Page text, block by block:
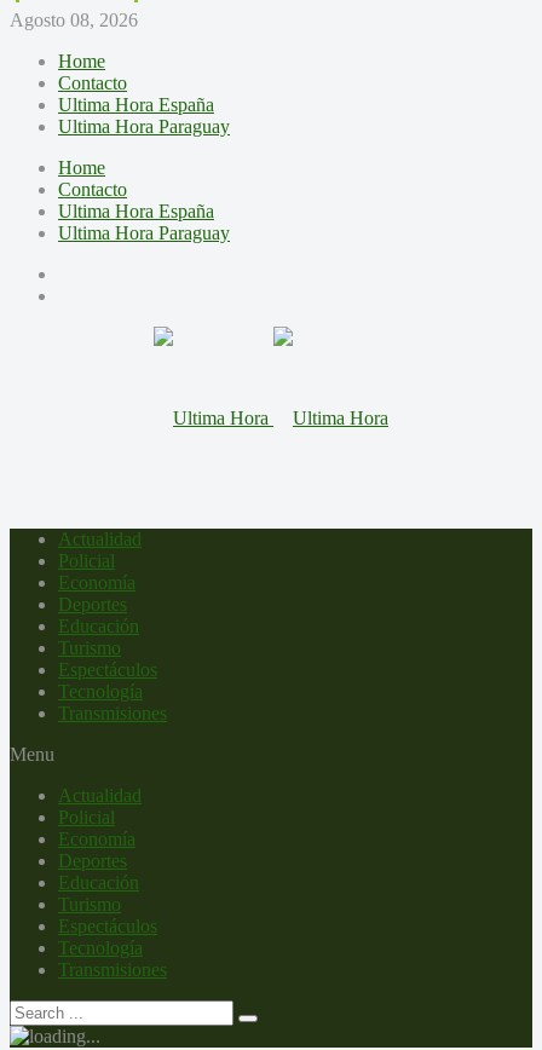
Agosto 08, 2026
Home
Contacto
Ultima Hora España
Ultima Hora Paraguay
Home
Contacto
Ultima Hora España
Ultima Hora Paraguay
Actualidad
Policial
Economía
Deportes
Educación
Turismo
Espectáculos
Tecnología
Transmisiones
Menu
Actualidad
Policial
Economía
Deportes
Educación
Turismo
Espectáculos
Tecnología
Transmisiones